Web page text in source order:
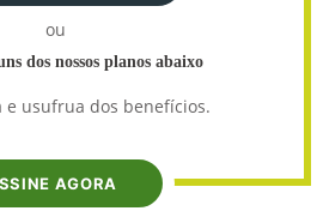
ou
dos nossos planos abaixo
e usufrua dos benefícios.
AGORA